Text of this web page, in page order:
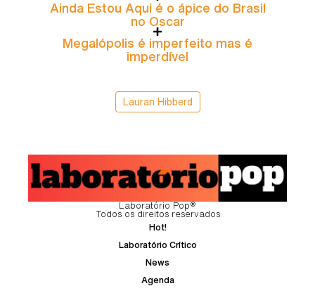
Ainda Estou Aqui é o ápice do Brasil
no Oscar
Megalópolis é imperfeito mas é
imperdível
Lauran Hibberd
Laboratório Pop®
Todos os direitos reservados
Hot!
Laboratório Crítico
News
Agenda